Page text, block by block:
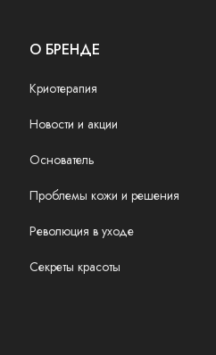
О БРЕНДЕ
Криотерапия
Новости и акции
Основатель
Проблемы кожи и решения
Революция в уходе
Секреты красоты